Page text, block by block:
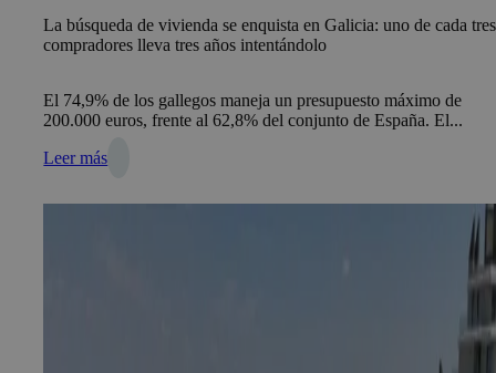
La búsqueda de vivienda se enquista en Galicia: uno de cada tres
compradores lleva tres años intentándolo
El 74,9% de los gallegos maneja un presupuesto máximo de
200.000 euros, frente al 62,8% del conjunto de España. El...
Leer más